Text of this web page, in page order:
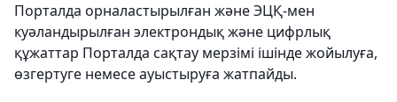
Порталда орналастырылған және ЭЦҚ-мен
куәландырылған электрондық және цифрлық
құжаттар Порталда сақтау мерзімі ішінде жойылуға,
өзгертуге немесе ауыстыруға жатпайды.